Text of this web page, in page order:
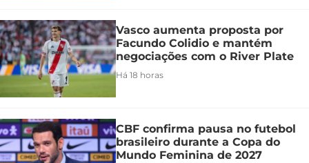
Vasco aumenta proposta por
Facundo Colidio e mantém
negociações com o River Plate
Há 18 horas
CBF confirma pausa no futebol
brasileiro durante a Copa do
Mundo Feminina de 2027